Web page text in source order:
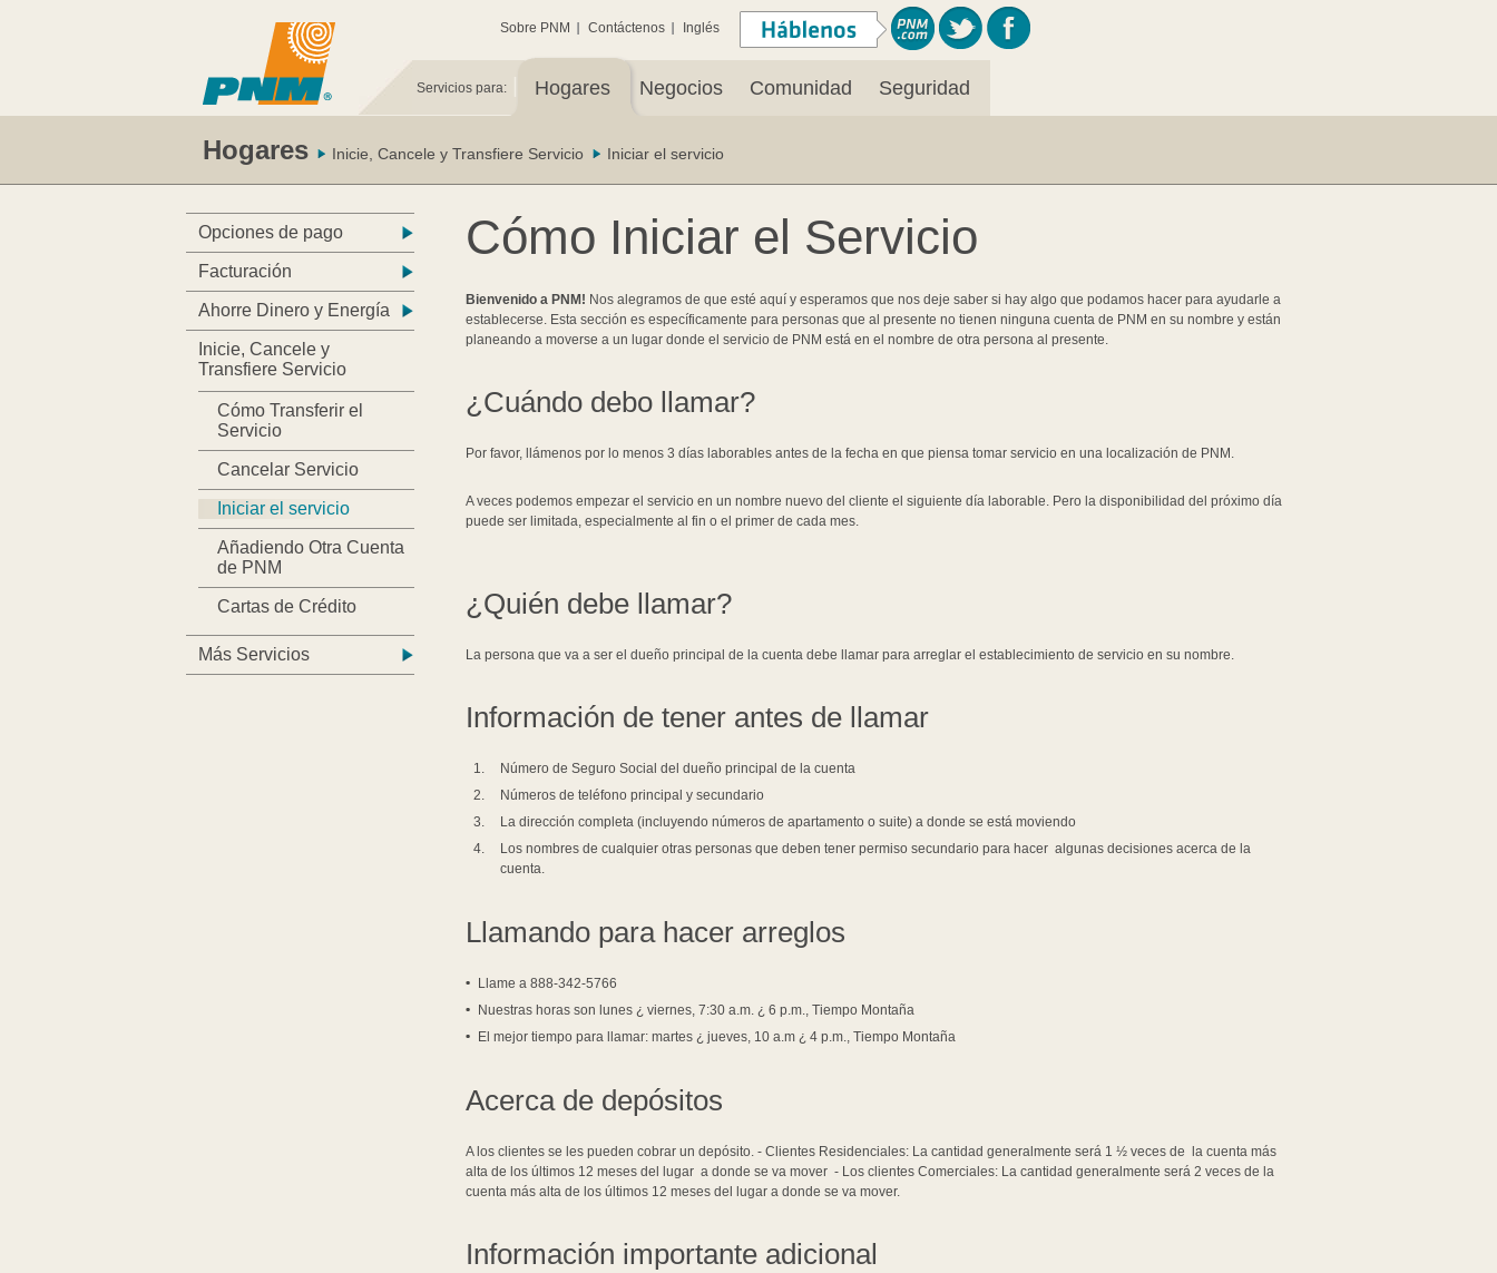
Sobre PNM Contáctenos Inglés
Servicios para: Hogares Negocios Comunidad Seguridad
Hogares Inicie, Cancele y Transfiere Servicio Iniciar el servicio
Opciones de pago
Facturación
Ahorre Dinero y Energía
Inicie, Cancele y
Transfiere Servicio
Cómo Transferir el
Servicio
Cancelar Servicio
Iniciar el servicio
Añadiendo Otra Cuenta
de PNM
Cartas de Crédito
Más Servicios
Cómo Iniciar el Servicio
Bienvenido a PNM! Nos alegramos de que esté aquí y esperamos que nos deje saber si hay algo que podamos hacer para ayudarle a
establecerse. Esta sección es específicamente para personas que al presente no tienen ninguna cuenta de PNM en su nombre y están
planeando a moverse a un lugar donde el servicio de PNM está en el nombre de otra persona al presente.
¿Cuándo debo llamar?
Por favor, llámenos por lo menos 3 días laborables antes de la fecha en que piensa tomar servicio en una localización de PNM.
A veces podemos empezar el servicio en un nombre nuevo del cliente el siguiente día laborable. Pero la disponibilidad del próximo día
puede ser limitada, especialmente al fin o el primer de cada mes.
¿Quién debe llamar?
La persona que va a ser el dueño principal de la cuenta debe llamar para arreglar el establecimiento de servicio en su nombre.
Información de tener antes de llamar
Número de Seguro Social del dueño principal de la cuenta
Números de teléfono principal y secundario
La dirección completa (incluyendo números de apartamento o suite) a donde se está moviendo
Los nombres de cualquier otras personas que deben tener permiso secundario para hacer algunas decisiones acerca de la
cuenta.
Llamando para hacer arreglos
Llame a 888-342-5766
Nuestras horas son lunes ¿ viernes, 7:30 a.m. ¿ 6 p.m., Tiempo Montaña
El mejor tiempo para llamar: martes ¿ jueves, 10 a.m ¿ 4 p.m., Tiempo Montaña
Acerca de depósitos
A los clientes se les pueden cobrar un depósito. - Clientes Residenciales: La cantidad generalmente será 1 ½ veces de la cuenta más
alta de los últimos 12 meses del lugar a donde se va mover - Los clientes Comerciales: La cantidad generalmente será 2 veces de la
cuenta más alta de los últimos 12 meses del lugar a donde se va mover.
Información importante adicional